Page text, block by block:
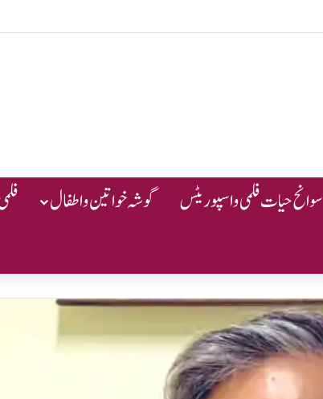
سوانح حیات فلمی و اسپوریٹس گوشہ خواتین و اطفال